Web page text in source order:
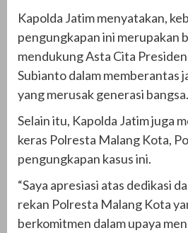
Kapolda Jatim menyatakan,
pengungkapan ini merupakan
mendukung Asta Cita
Subianto dalam memberantas
yang merusak generasi bangsa.
Selain itu, Kapolda Jatim juga
keras Polresta Malang Kota,
pengungkapan kasus ini.
“Saya apresiasi atas dedikasi
rekan Polresta Malang Kota
berkomitmen dalam upaya